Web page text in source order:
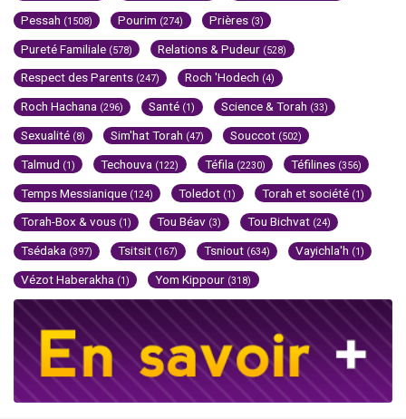
Pessah (1508) Pourim (274) Prières (3)
Pureté Familiale (578) Relations & Pudeur (528)
Respect des Parents (247) Roch 'Hodech (4)
Roch Hachana (296) Santé (1) Science & Torah (33)
Sexualité (8) Sim'hat Torah (47) Souccot (502)
Talmud (1) Techouva (122) Téfila (2230) Téfilines (356)
Temps Messianique (124) Toledot (1) Torah et société (1)
Torah-Box & vous (1) Tou Béav (3) Tou Bichvat (24)
Tsédaka (397) Tsitsit (167) Tsniout (634) Vayichla'h (1)
Vézot Haberakha (1) Yom Kippour (318)